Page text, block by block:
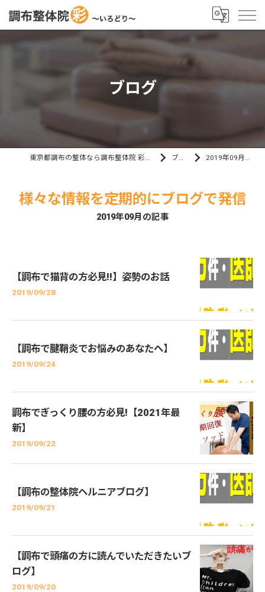
ブログ
東京都調布の整体なら調布整体院 彩～いろどり～ ブログ 2019年09月の記事
様々な情報を定期的にブログで発信
2019年09月の記事
【調布で猫背の方必見!!】姿勢のお話
2019/09/28
【調布で腱鞘炎でお悩みのあなたへ】
2019/09/24
調布でぎっくり腰の方必見!【2021年最
新】
2019/09/22
【調布の整体院ヘルニアブログ】
2019/09/21
【調布で頭痛の方に読んでいただきたいブ
ログ】
2019/09/20